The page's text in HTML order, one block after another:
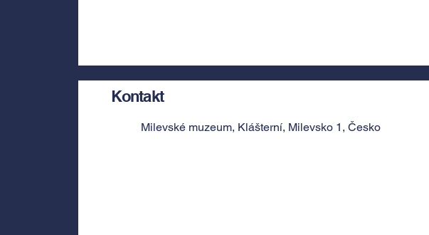
Kontakt
Milevské muzeum, Klášterní, Milevsko 1, Česko